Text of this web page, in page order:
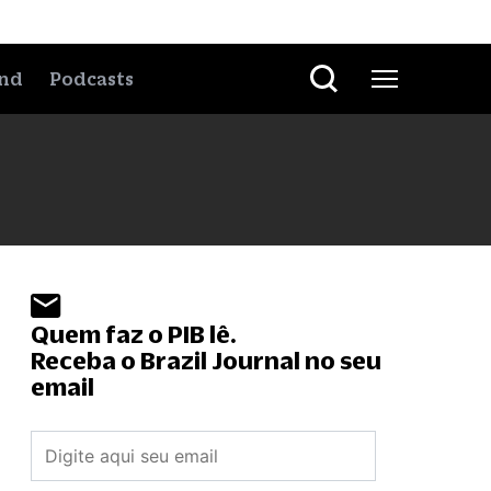
Podcasts
Quem faz o PIB lê.
Receba o Brazil Journal no seu
email